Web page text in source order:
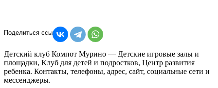
Детский клуб Компот Мурино — Детские игровые залы и
площадки, Клуб для детей и подростков, Центр развития
ребенка. Контакты, телефоны, адрес, сайт, социальные сети и
мессенджеры.